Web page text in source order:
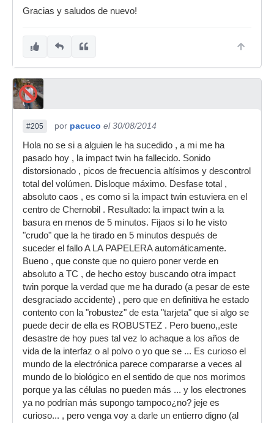
Gracias y saludos de nuevo!
#205 por pacuco el 30/08/2014
Hola no se si a alguien le ha sucedido , a mi me ha
pasado hoy , la impact twin ha fallecido. Sonido
distorsionado , picos de frecuencia altísimos y descontrol
total del volúmen. Disloque máximo. Desfase total ,
absoluto caos , es como si la impact twin estuviera en el
centro de Chernobil . Resultado: la impact twin a la
basura en menos de 5 minutos. Fijaos si lo he visto
"crudo" que la he tirado en 5 minutos después de
suceder el fallo A LA PAPELERA automáticamente.
Bueno , que conste que no quiero poner verde en
absoluto a TC , de hecho estoy buscando otra impact
twin porque la verdad que me ha durado (a pesar de este
desgraciado accidente) , pero que en definitiva he estado
contento con la "robustez" de esta "tarjeta" que si algo se
puede decir de ella es ROBUSTEZ . Pero bueno,,este
desastre de hoy pues tal vez lo achaque a los años de
vida de la interfaz o al polvo o yo que se ... Es curioso el
mundo de la electrónica parece compararse a veces al
mundo de lo biológico en el sentido de que nos morimos
porque ya las células no pueden más ... y los electrones
ya no podrían más supongo tampoco¿no? jeje es
curioso... , pero venga voy a darle un entierro digno (al